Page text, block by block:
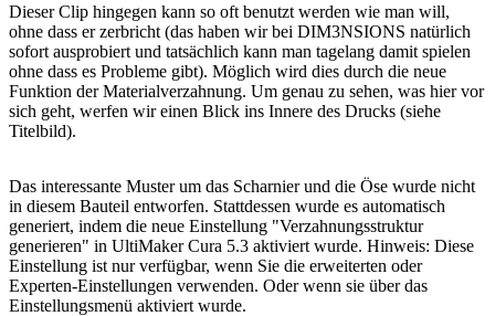
Dieser Clip hingegen kann so oft benutzt werden wie man will,
ohne dass er zerbricht (das haben wir bei DIM3NSIONS natürlich
sofort ausprobiert und tatsächlich kann man tagelang damit spielen
ohne dass es Probleme gibt). Möglich wird dies durch die neue
Funktion der Materialverzahnung. Um genau zu sehen, was hier vor
sich geht, werfen wir einen Blick ins Innere des Drucks (siehe
Titelbild).
Das interessante Muster um das Scharnier und die Öse wurde nicht
in diesem Bauteil entworfen. Stattdessen wurde es automatisch
generiert, indem die neue Einstellung "Verzahnungsstruktur
generieren" in UltiMaker Cura 5.3 aktiviert wurde. Hinweis: Diese
Einstellung ist nur verfügbar, wenn Sie die erweiterten oder
Experten-Einstellungen verwenden. Oder wenn sie über das
Einstellungsmenü aktiviert wurde.